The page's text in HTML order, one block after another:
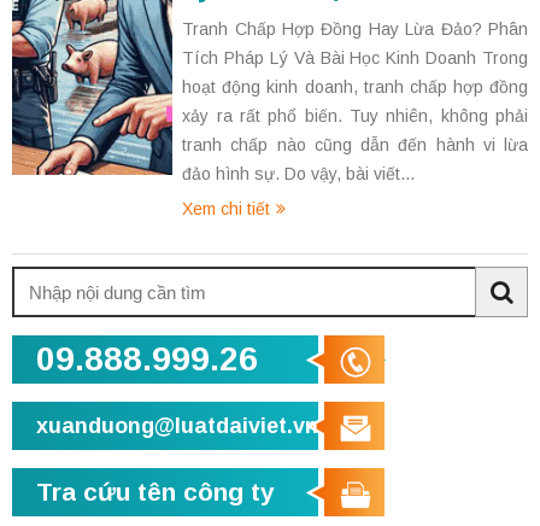
Tranh Chấp Hợp Đồng Hay Lừa Đảo? Phân
Tích Pháp Lý Và Bài Học Kinh Doanh Trong
hoạt động kinh doanh, tranh chấp hợp đồng
xảy ra rất phổ biến. Tuy nhiên, không phải
tranh chấp nào cũng dẫn đến hành vi lừa
đảo hình sự. Do vậy, bài viết...
Xem chi tiết
kiếm:
09.888.999.26
xuanduong@luatdaiviet.vn
Tra cứu tên công ty